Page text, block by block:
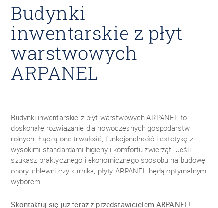
Budynki
inwentarskie z płyt
warstwowych
ARPANEL
Budynki inwentarskie z płyt warstwowych ARPANEL to
doskonałe rozwiązanie dla nowoczesnych gospodarstw
rolnych. Łączą one trwałość, funkcjonalność i estetykę z
wysokimi standardami higieny i komfortu zwierząt. Jeśli
szukasz praktycznego i ekonomicznego sposobu na budowę
obory, chlewni czy kurnika, płyty ARPANEL będą optymalnym
wyborem.
Skontaktuj się już teraz z przedstawicielem ARPANEL!